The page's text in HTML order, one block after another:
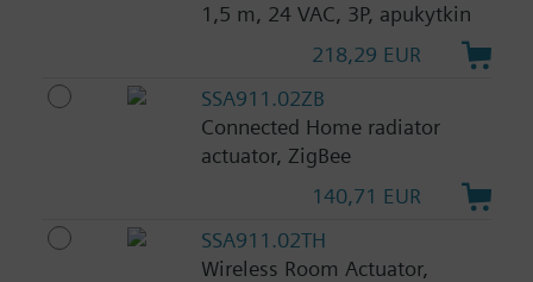
1,5 m, 24 VAC, 3P, apukytkin
218,29 EUR
SSA911.02ZB
Connected Home radiator
actuator, ZigBee
140,71 EUR
SSA911.02TH
Wireless Room Actuator,